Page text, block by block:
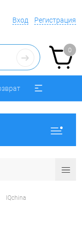
Вход Регистрация
0
IQchina